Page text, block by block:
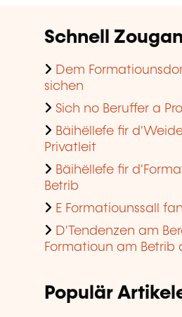
Schnell
Dem
sichen
Sich no Beruffer a
Bäihëllefe fir
Privatleit
Bäihëllefe fir
Betrib
E Formatiounssall
D'Tendenzen am
Formatioun am Betrib
Populär